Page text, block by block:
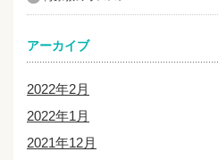
アーカイブ
2022年2月
2022年1月
2021年12月